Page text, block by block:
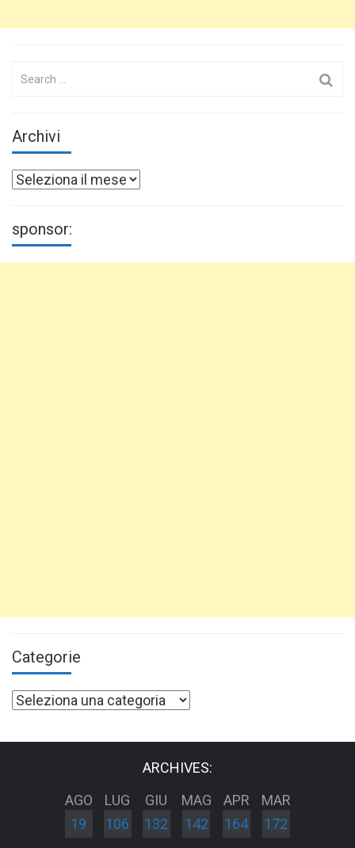
Archivi
Archivi
sponsor:
Categorie
Categorie
ARCHIVES:
AGO
19
LUG
106
GIU
132
MAG
142
APR
164
MAR
172